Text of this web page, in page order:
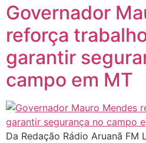
Governador
reforça
garantir
campo em MT
Da Redação Rádio Aruanã FM